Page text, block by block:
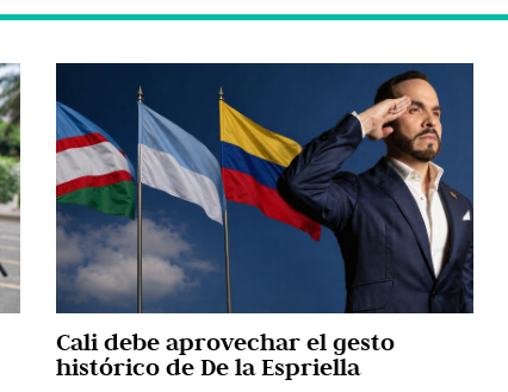
Cali debe aprovechar el gesto
histórico de De la Espriella